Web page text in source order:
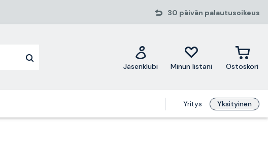
30 päivän palautusoikeus
Jäsenklubi Minun listani Ostoskori
Yritys Yksityinen